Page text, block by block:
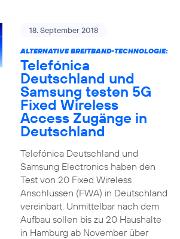
18. September 2018
ALTERNATIVE BREITBAND-TECHNOLOGIE:
Telefónica
Deutschland und
Samsung testen 5G
Fixed Wireless
Access Zugänge in
Deutschland
Telefónica Deutschland und
Samsung Electronics haben den
Test von 20 Fixed Wireless
Anschlüssen (FWA) in Deutschland
vereinbart. Unmittelbar nach dem
Aufbau sollen bis zu 20 Haushalte
in Hamburg ab November über